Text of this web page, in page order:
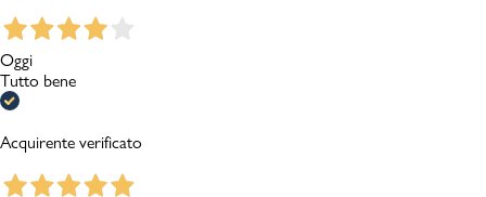
Oggi
Tutto bene
Acquirente verificato